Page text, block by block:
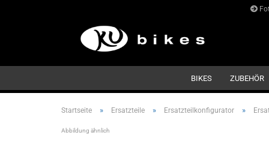
BIKES ZUBEHÖR
Startseite » Ersatzteile » Ersatzteilkonfigurator »
Abbildung ähnlich